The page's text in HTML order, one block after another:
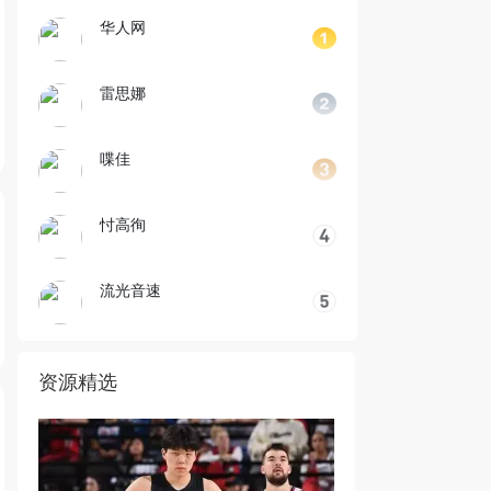
华人网
雷思娜
喋佳
忖高徇
流光音速
资源精选